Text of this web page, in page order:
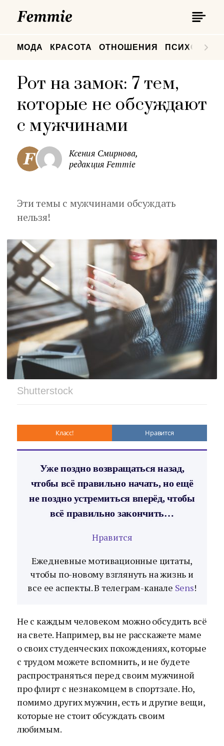
МОДА КРАСОТА ОТНОШЕНИЯ
Рот на замок: 7 тем,
которые не обсуждают
с мужчинами
Ксения Смирнова,
редакция Femmie
Эти темы с мужчинами обсуждать
нельзя!
Shutterstock
Класс! Нравится
Уже поздно возвращаться назад,
чтобы всё правильно начать, но ещё
не поздно устремиться вперёд, чтобы
всё правильно закончить…
Нравится
Ежедневные мотивационные цитаты,
чтобы по-новому взглянуть на жизнь и
все ее аспекты. В телеграм-канале Sens!
Не с каждым человеком можно обсудить всё
на свете. Например, вы не расскажете маме
о своих студенческих похождениях, которые
с трудом можете вспомнить, и не будете
распространяться перед своим мужчиной
про флирт с незнакомцем в спортзале. Но,
помимо других мужчин, есть и другие вещи,
которые не стоит обсуждать своим
любимым.